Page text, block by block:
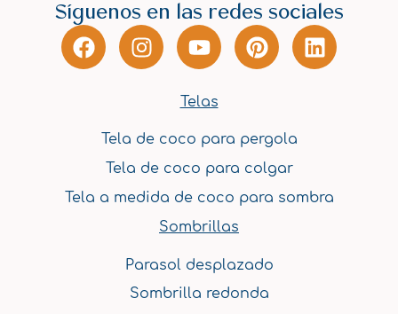
Síguenos en las redes sociales
F
a
k
I
n
g
r
a
Y
o
t
b
e
P
i
r
e
s
L
i
n
Telas
Tela de coco para pergola
Tela de coco para colgar
Tela a medida de coco para sombra
Sombrillas
Parasol desplazado
Sombrilla redonda